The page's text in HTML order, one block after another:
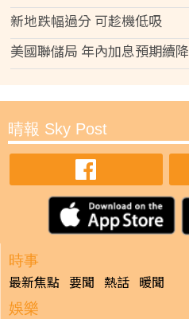
新地跌幅過分 可趁機低吸
美國聯儲局 年內加息預期續降
晴報 Sky Post
時事
最新焦點 要聞 熱話 暖聞
娛樂